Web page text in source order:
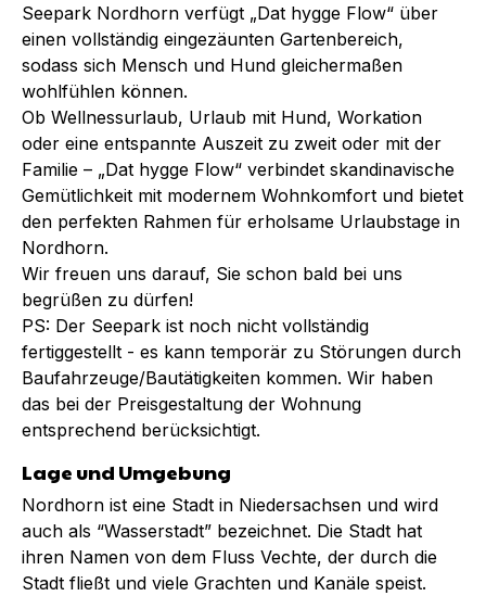
Seepark Nordhorn verfügt „Dat hygge Flow“ über
einen vollständig eingezäunten Gartenbereich,
sodass sich Mensch und Hund gleichermaßen
wohlfühlen können.
Ob Wellnessurlaub, Urlaub mit Hund, Workation
oder eine entspannte Auszeit zu zweit oder mit der
Familie – „Dat hygge Flow“ verbindet skandinavische
Gemütlichkeit mit modernem Wohnkomfort und bietet
den perfekten Rahmen für erholsame Urlaubstage in
Nordhorn.
Wir freuen uns darauf, Sie schon bald bei uns
begrüßen zu dürfen!
PS: Der Seepark ist noch nicht vollständig
fertiggestellt - es kann temporär zu Störungen durch
Baufahrzeuge/Bautätigkeiten kommen. Wir haben
das bei der Preisgestaltung der Wohnung
entsprechend berücksichtigt.
Lage und Umgebung
Nordhorn ist eine Stadt in Niedersachsen und wird
auch als “Wasserstadt” bezeichnet. Die Stadt hat
ihren Namen von dem Fluss Vechte, der durch die
Stadt fließt und viele Grachten und Kanäle speist.